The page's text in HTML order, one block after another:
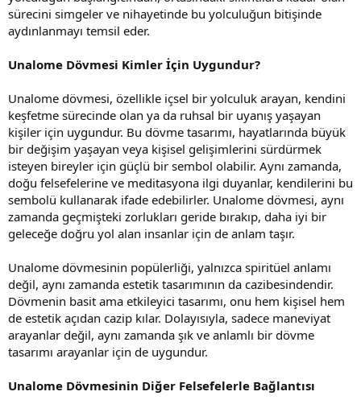
sürecini simgeler ve nihayetinde bu yolculuğun bitişinde
aydınlanmayı temsil eder.
Unalome Dövmesi Kimler İçin Uygundur?
Unalome dövmesi, özellikle içsel bir yolculuk arayan, kendini
keşfetme sürecinde olan ya da ruhsal bir uyanış yaşayan
kişiler için uygundur. Bu dövme tasarımı, hayatlarında büyük
bir değişim yaşayan veya kişisel gelişimlerini sürdürmek
isteyen bireyler için güçlü bir sembol olabilir. Aynı zamanda,
doğu felsefelerine ve meditasyona ilgi duyanlar, kendilerini bu
sembolü kullanarak ifade edebilirler. Unalome dövmesi, aynı
zamanda geçmişteki zorlukları geride bırakıp, daha iyi bir
geleceğe doğru yol alan insanlar için de anlam taşır.
Unalome dövmesinin popülerliği, yalnızca spiritüel anlamı
değil, aynı zamanda estetik tasarımının da cazibesindendir.
Dövmenin basit ama etkileyici tasarımı, onu hem kişisel hem
de estetik açıdan cazip kılar. Dolayısıyla, sadece maneviyat
arayanlar değil, aynı zamanda şık ve anlamlı bir dövme
tasarımı arayanlar için de uygundur.
Unalome Dövmesinin Diğer Felsefelerle Bağlantısı